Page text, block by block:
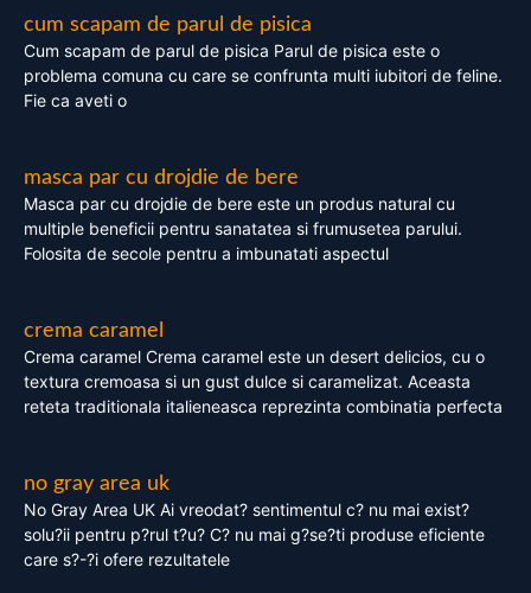
cum scapam de parul de pisica
Cum scapam de parul de pisica Parul de pisica este o
problema comuna cu care se confrunta multi iubitori de feline.
Fie ca aveti o
masca par cu drojdie de bere
Masca par cu drojdie de bere este un produs natural cu
multiple beneficii pentru sanatatea si frumusetea parului.
Folosita de secole pentru a imbunatati aspectul
crema caramel
Crema caramel Crema caramel este un desert delicios, cu o
textura cremoasa si un gust dulce si caramelizat. Aceasta
reteta traditionala italieneasca reprezinta combinatia perfecta
no gray area uk
No Gray Area UK Ai vreodat? sentimentul c? nu mai exist?
solu?ii pentru p?rul t?u? C? nu mai g?se?ti produse eficiente
care s?-?i ofere rezultatele